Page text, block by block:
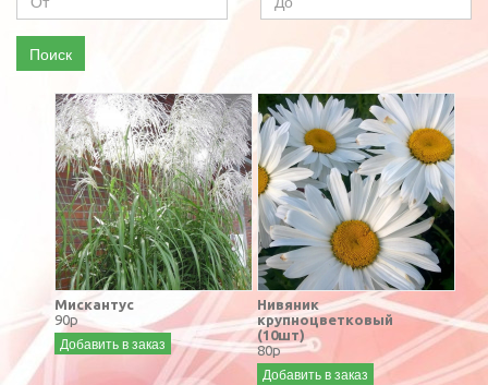
Поиск
Мискантус
90р
Добавить в заказ
Нивяник
крупноцветковый
(10шт)
80р
Добавить в заказ